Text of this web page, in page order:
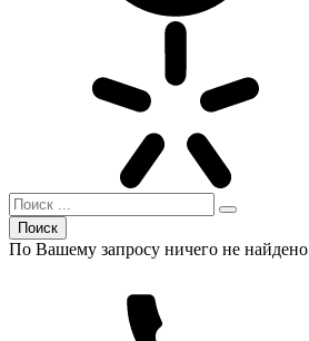
Поиск
По Вашему запросу ничего не найдено